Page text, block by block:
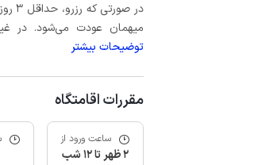
میهمان عودت می‌شود. در غیر اینصورت
توضیحات بیشتر
مقررات اقامتگاه
ساعت ورود از
2 ظهر تا 12 شب